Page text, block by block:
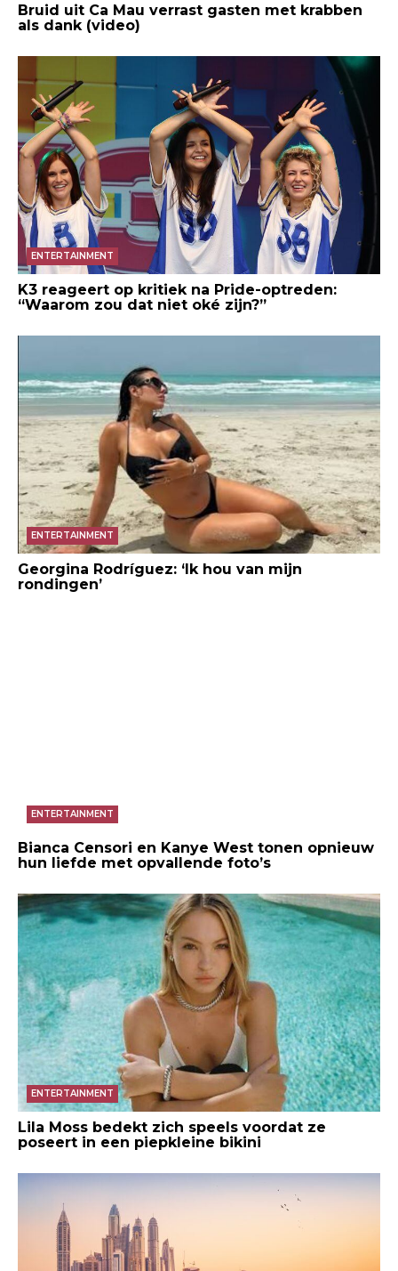
Bruid uit Ca Mau verrast gasten met krabben
als dank (video)
ENTERTAINMENT
K3 reageert op kritiek na Pride-optreden:
“Waarom zou dat niet oké zijn?”
ENTERTAINMENT
Georgina Rodríguez: ‘Ik hou van mijn
rondingen’
ENTERTAINMENT
Bianca Censori en Kanye West tonen opnieuw
hun liefde met opvallende foto’s
ENTERTAINMENT
Lila Moss bedekt zich speels voordat ze
poseert in een piepkleine bikini